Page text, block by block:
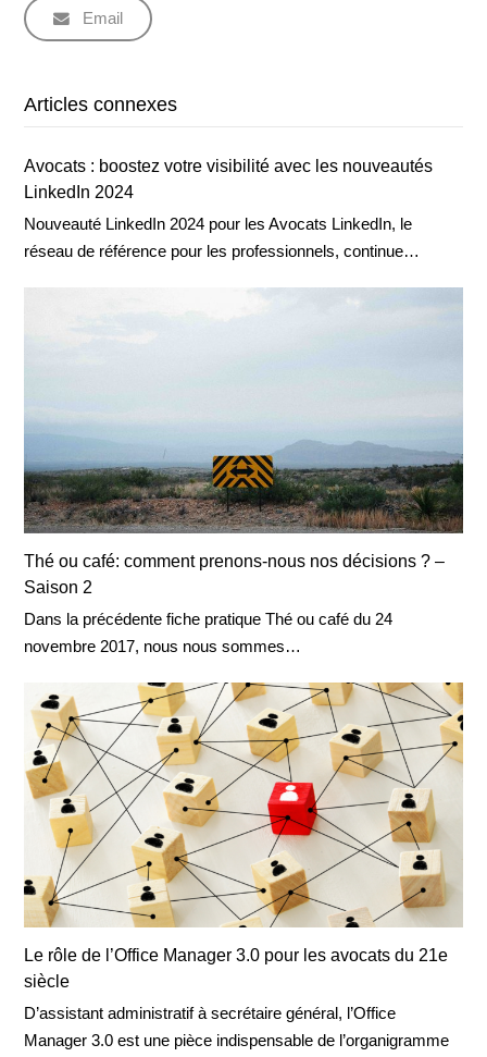
Email
Articles connexes
Avocats : boostez votre visibilité avec les nouveautés
LinkedIn 2024
Nouveauté LinkedIn 2024 pour les Avocats LinkedIn, le
réseau de référence pour les professionnels, continue…
Thé ou café: comment prenons-nous nos décisions ? –
Saison 2
Dans la précédente fiche pratique Thé ou café du 24
novembre 2017, nous nous sommes…
Le rôle de l’Office Manager 3.0 pour les avocats du 21e
siècle
D’assistant administratif à secrétaire général, l’Office
Manager 3.0 est une pièce indispensable de l’organigramme